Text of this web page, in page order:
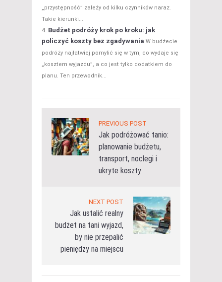
„przystępność” zależy od kilku czynników naraz.
Takie kierunki...
Budżet podróży krok po kroku: jak
policzyć koszty bez zgadywania W budżecie
podróży najłatwiej pomylić się w tym, co wydaje się
„kosztem wyjazdu”, a co jest tylko dodatkiem do
planu. Ten przewodnik...
PREVIOUS POST
Jak podróżować tanio:
planowanie budżetu,
transport, noclegi i
ukryte koszty
NEXT POST
Jak ustalić realny
budżet na tani wyjazd,
by nie przepalić
pieniędzy na miejscu